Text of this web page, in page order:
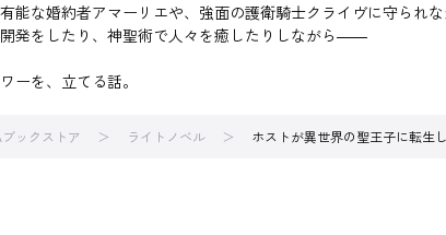
能な婚約者アマーリエや、強面の護衛騎士クライヴに守られな
発をしたり、神聖術で人々を癒したりしながら――
ーを、立てる話。
ブックストア ライトノベル ホストが異世界の聖王子に転生